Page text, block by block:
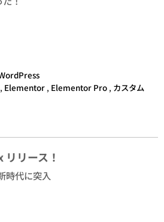
, Elementor , Elementor Pro , カスタム
リース！
時代に突入